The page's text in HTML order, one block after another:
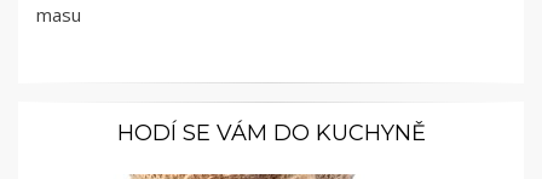
masu
HODÍ SE VÁM DO KUCHYNĚ